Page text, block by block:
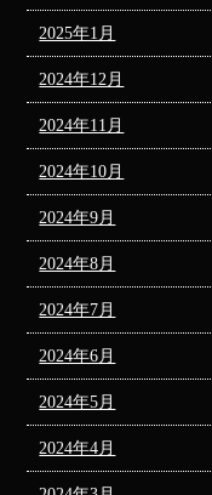
2025年1月
2024年12月
2024年11月
2024年10月
2024年9月
2024年8月
2024年7月
2024年6月
2024年5月
2024年4月